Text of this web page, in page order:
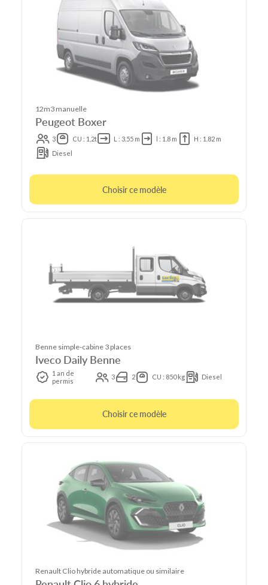
12m3 manuelle
Peugeot Boxer
3 CU : 1,2t L : 3.55 m l : 1.8 m
H : 1.82 m
Diesel
Choisir ce modèle
Benne simple-cabine 3 places
Iveco Daily Benne
1 an de
permis
3 2 CU : 850 kg Diesel
Choisir ce modèle
Renault Clio hybride automatique ou similaire